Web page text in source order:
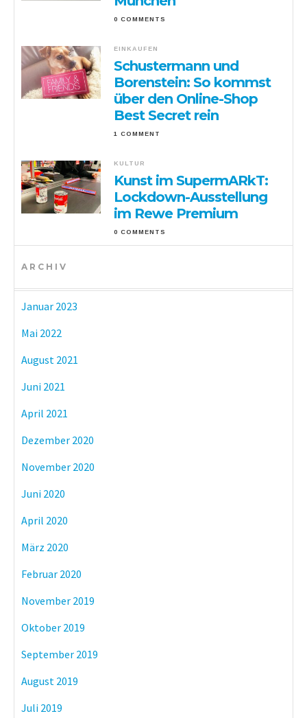
0 COMMENTS
EINKAUFEN
Schustermann und
Borenstein: So kommst
über den Online-Shop
Best Secret rein
1 COMMENT
KULTUR
Kunst im SupermARkT:
Lockdown-Ausstellung
im Rewe Premium
0 COMMENTS
ARCHIV
Januar 2023
Mai 2022
August 2021
Juni 2021
April 2021
Dezember 2020
November 2020
Juni 2020
April 2020
März 2020
Februar 2020
November 2019
Oktober 2019
September 2019
August 2019
Juli 2019